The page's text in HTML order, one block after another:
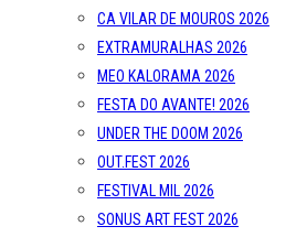
CA VILAR DE MOUROS 2026
EXTRAMURALHAS 2026
MEO KALORAMA 2026
FESTA DO AVANTE! 2026
UNDER THE DOOM 2026
OUT.FEST 2026
FESTIVAL MIL 2026
SONUS ART FEST 2026